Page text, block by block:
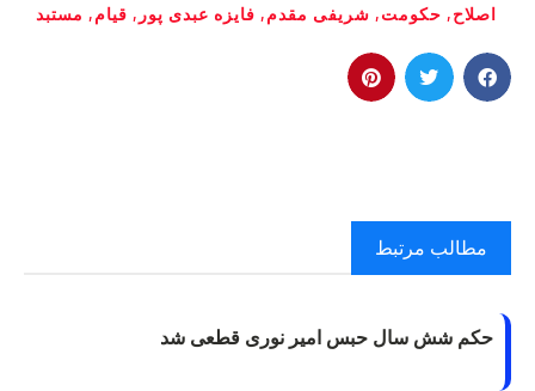
اصلاح, حکومت‌, شریفی‌ مقدم, فایزه عبدی‌ پور , قیام, مستبد
مطالب مرتبط
حکم شش سال حبس امیر نوری قطعی شد